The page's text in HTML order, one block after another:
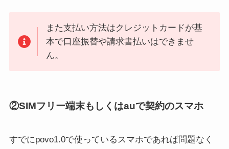
また支払い方法はクレジットカードが基
本で口座振替や請求書払いはできませ
ん。
②SIMフリー端末もしくはauで契約のスマホ
すでにpovo1.0で使っているスマホであれば問題なく